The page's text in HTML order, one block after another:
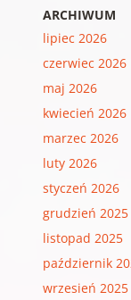
ARCHIWUM
lipiec 2026
czerwiec 2026
maj 2026
kwiecień 2026
marzec 2026
luty 2026
styczeń 2026
grudzień 2025
listopad 2025
październik
wrzesień 2025